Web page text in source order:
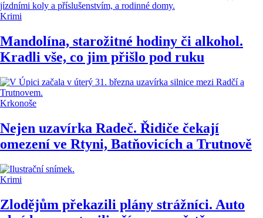
Krimi
Mandolína, starožitné hodiny či alkohol.
Kradli vše, co jim přišlo pod ruku
Krkonoše
Nejen uzavírka Radeč. Řidiče čekají
omezení ve Rtyni, Batňovicích a Trutnově
Krimi
Zlodějům překazili plány strážníci. Auto